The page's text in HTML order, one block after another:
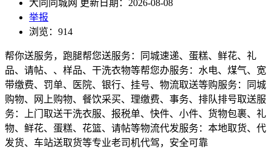
大同同城网 更新日期：2026-08-08
举报
浏览：914
帮你送服务，跑腿帮您送服务：同城速递、蛋糕、鲜花、礼
品、请帖、、样品、干洗衣物等帮您办服务：水电、煤气、宽
带缴费、罚单、医院、银行、挂号、物流取送等购服务：同城
购物、网上购物、餐饮采买、理缴费、事务、排队排号取送服
务：上门取送干洗衣服、报税单、快件、小件、货物包裹、礼
物、鲜花、蛋糕、花篮、请帖等物流代发服务：本地取货、代
发货、车站送取货等专业老司机代驾，安全可靠